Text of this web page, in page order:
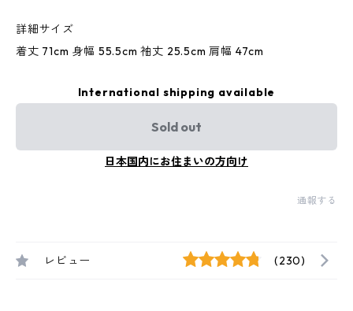
詳細サイズ
着丈 71cm 身幅 55.5cm 袖丈 25.5cm 肩幅 47cm
International shipping available
Sold out
日本国内にお住まいの方向け
通報する
レビュー (230)